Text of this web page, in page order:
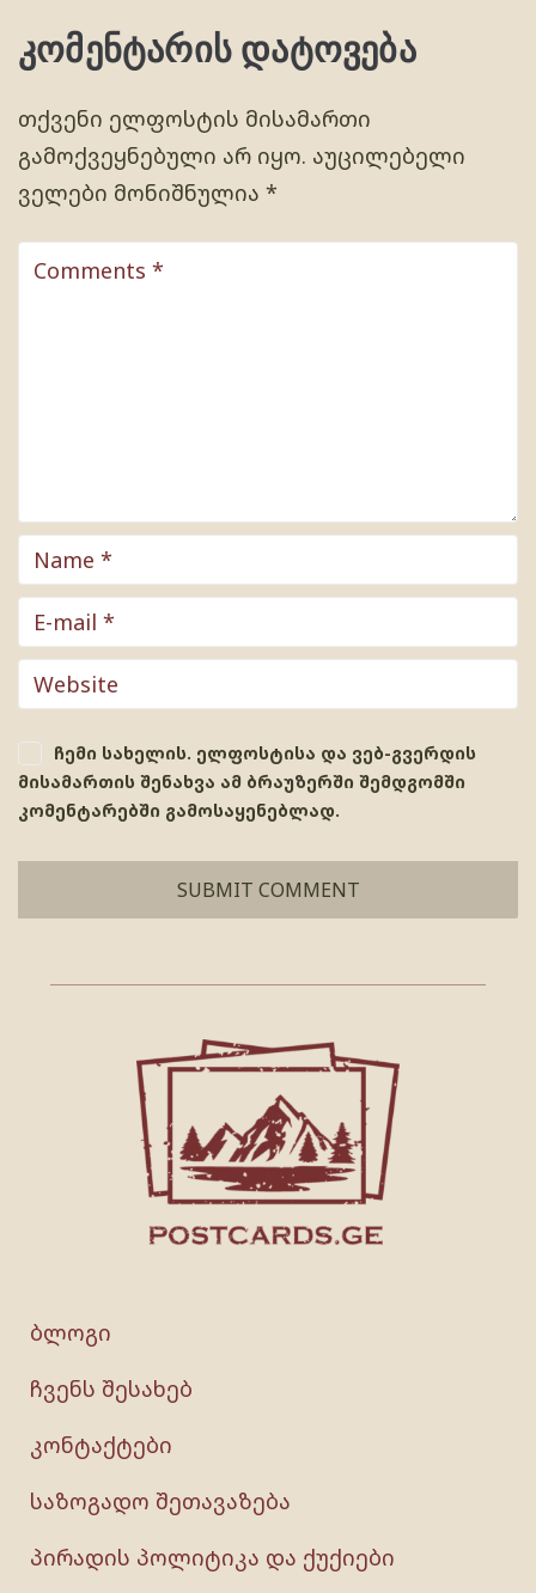
კომენტარის დატოვება
თქვენი ელფოსტის მისამართი
გამოქვეყნებული არ იყო. აუცილებელი
ველები მონიშნულია *
ჩემი სახელის. ელფოსტისა და ვებ-გვერდის
მისამართის შენახვა ამ ბრაუზერში შემდგომში
კომენტარებში გამოსაყენებლად.
ბლოგი
ჩვენს შესახებ
კონტაქტები
საზოგადო შეთავაზება
პირადის პოლიტიკა და ქუქიები